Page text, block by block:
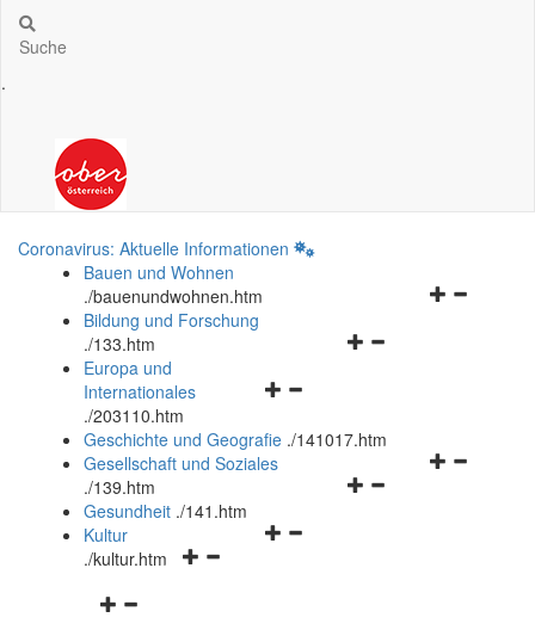
Suche
.
Coronavirus: Aktuelle Informationen
Bauen und Wohnen
./bauenundwohnen.htm
Navigationsmenü
Bildung und Forschung
./133.htm
Navigationsmenü
und
schließen
Europa und
Internationales
./203110.htm
Geschichte und Geografie ./141017.htm
Navigationsmenü
Gesellschaft und Soziales
./139.htm
Navigationsmenü
Gesundheit ./141.htm
Navigationsmenü
Kultur
./kultur.htm
Navigationsmenü